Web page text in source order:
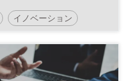
イノベーション